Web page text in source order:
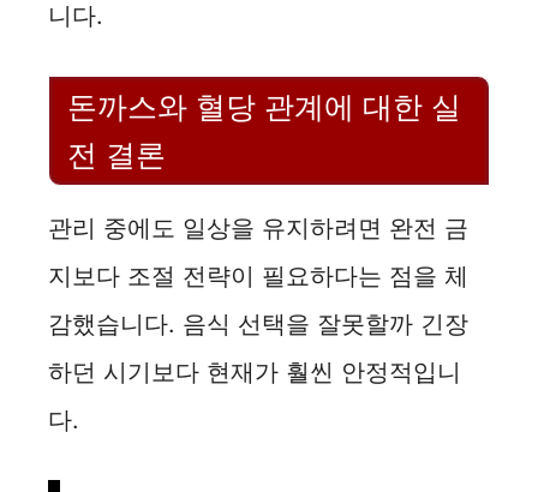
니다.
돈까스와 혈당 관계에 대한 실
전 결론
관리 중에도 일상을 유지하려면 완전 금
지보다 조절 전략이 필요하다는 점을 체
감했습니다. 음식 선택을 잘못할까 긴장
하던 시기보다 현재가 훨씬 안정적입니
다.